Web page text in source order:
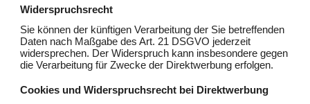
Widerspruchsrecht
Sie können der künftigen Verarbeitung der Sie betreffenden
Daten nach Maßgabe des Art. 21 DSGVO jederzeit
widersprechen. Der Widerspruch kann insbesondere gegen
die Verarbeitung für Zwecke der Direktwerbung erfolgen.
Cookies und Widerspruchsrecht bei Direktwerbung